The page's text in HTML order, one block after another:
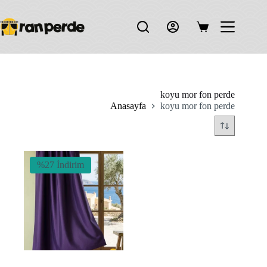
content
Shopping
koyu mor fon perde
Anasayfa
koyu mor fon perde
%27 İndirim